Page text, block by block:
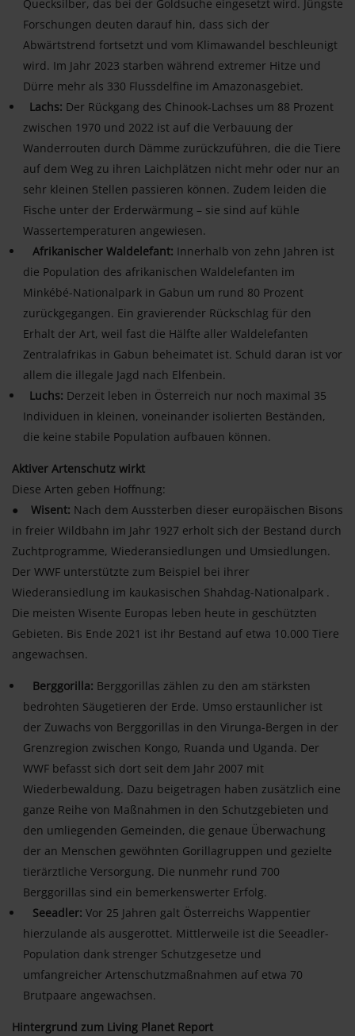
Quecksilber, das bei der Goldsuche eingesetzt wird. Jüngste
Forschungen deuten darauf hin, dass sich der
Abwärtstrend fortsetzt und vom Klimawandel beschleunigt
wird. Im Jahr 2023 starben während extremer Hitze und
Dürre mehr als 330 Flussdelfine im Amazonasgebiet.
Lachs: Der Rückgang des Chinook-Lachses um 88 Prozent
zwischen 1970 und 2022 ist auf die Verbauung der
Wanderrouten durch Dämme zurückzuführen, die die Tiere
auf dem Weg zu ihren Laichplätzen nicht mehr oder nur an
sehr kleinen Stellen passieren können. Zudem leiden die
Fische unter der Erderwärmung – sie sind auf kühle
Wassertemperaturen angewiesen.
Afrikanischer Waldelefant: Innerhalb von zehn Jahren ist
die Population des afrikanischen Waldelefanten im
Minkébé-Nationalpark in Gabun um rund 80 Prozent
zurückgegangen. Ein gravierender Rückschlag für den
Erhalt der Art, weil fast die Hälfte aller Waldelefanten
Zentralafrikas in Gabun beheimatet ist. Schuld daran ist vor
allem die illegale Jagd nach Elfenbein.
Luchs: Derzeit leben in Österreich nur noch maximal 35
Individuen in kleinen, voneinander isolierten Beständen,
die keine stabile Population aufbauen können.
Aktiver Artenschutz wirkt
Diese Arten geben Hoffnung:
● Wisent: Nach dem Aussterben dieser europäischen Bisons
in freier Wildbahn im Jahr 1927 erholt sich der Bestand durch
Zuchtprogramme, Wiederansiedlungen und Umsiedlungen.
Der WWF unterstützte zum Beispiel bei ihrer
Wiederansiedlung im kaukasischen Shahdag-Nationalpark .
Die meisten Wisente Europas leben heute in geschützten
Gebieten. Bis Ende 2021 ist ihr Bestand auf etwa 10.000 Tiere
angewachsen.
Berggorilla: Berggorillas zählen zu den am stärksten
bedrohten Säugetieren der Erde. Umso erstaunlicher ist
der Zuwachs von Berggorillas in den Virunga-Bergen in der
Grenzregion zwischen Kongo, Ruanda und Uganda. Der
WWF befasst sich dort seit dem Jahr 2007 mit
Wiederbewaldung. Dazu beigetragen haben zusätzlich eine
ganze Reihe von Maßnahmen in den Schutzgebieten und
den umliegenden Gemeinden, die genaue Überwachung
der an Menschen gewöhnten Gorillagruppen und gezielte
tierärztliche Versorgung. Die nunmehr rund 700
Berggorillas sind ein bemerkenswerter Erfolg.
Seeadler: Vor 25 Jahren galt Österreichs Wappentier
hierzulande als ausgerottet. Mittlerweile ist die Seeadler-
Population dank strenger Schutzgesetze und
umfangreicher Artenschutzmaßnahmen auf etwa 70
Brutpaare angewachsen.
Hintergrund zum Living Planet Report